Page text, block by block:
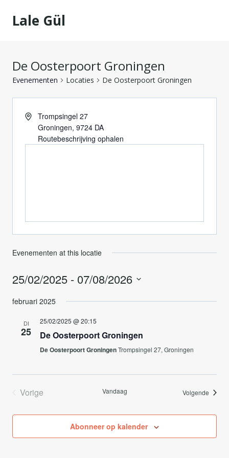
naarLale Gül
De Oosterpoort Groningen
Evenementen Locaties De Oosterpoort Groningen
Trompsingel 27
Groningen, 9724 DA
Routebeschrijving ophalen
Evenementen at this locatie
25/02/2025 - 07/08/2026
een
februari 2025
DI
25
25/02/2025 @ 20:15
De Oosterpoort Groningen
De Oosterpoort GroningenTrompsingel 27, Groningen
Vorige
Vandaag Volgende
Abonneer op kalender